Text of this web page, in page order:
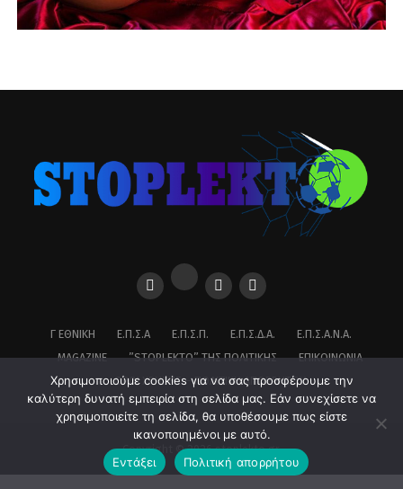
Γ ΕΘΝΙΚΉ Ε.Π.Σ.Α Ε.Π.Σ.Π. Ε.Π.Σ.Δ.Α.
Ε.Π.Σ.Α.Ν.Α.
MAGAZINE
”STOPLEKTO” ΤΗΣ ΠΟΛΙΤΙΚΗΣ
ΕΠΙΚΟΙΝΩΝΊΑ
ΌΡΟΙ ΧΡΉΣΗΣ – ΠΟΛΙΤΙΚΉ ΑΠΟΡΡΉΤΟΥ
Copyright © 2026 stoplekto.gr
Χρησιμοποιούμε cookies για να σας προσφέρουμε την
καλύτερη δυνατή εμπειρία στη σελίδα μας. Εάν συνεχίσετε να
χρησιμοποιείτε τη σελίδα, θα υποθέσουμε πως είστε
ικανοποιημένοι με αυτό.
Εντάξει
Πολιτική απορρήτου